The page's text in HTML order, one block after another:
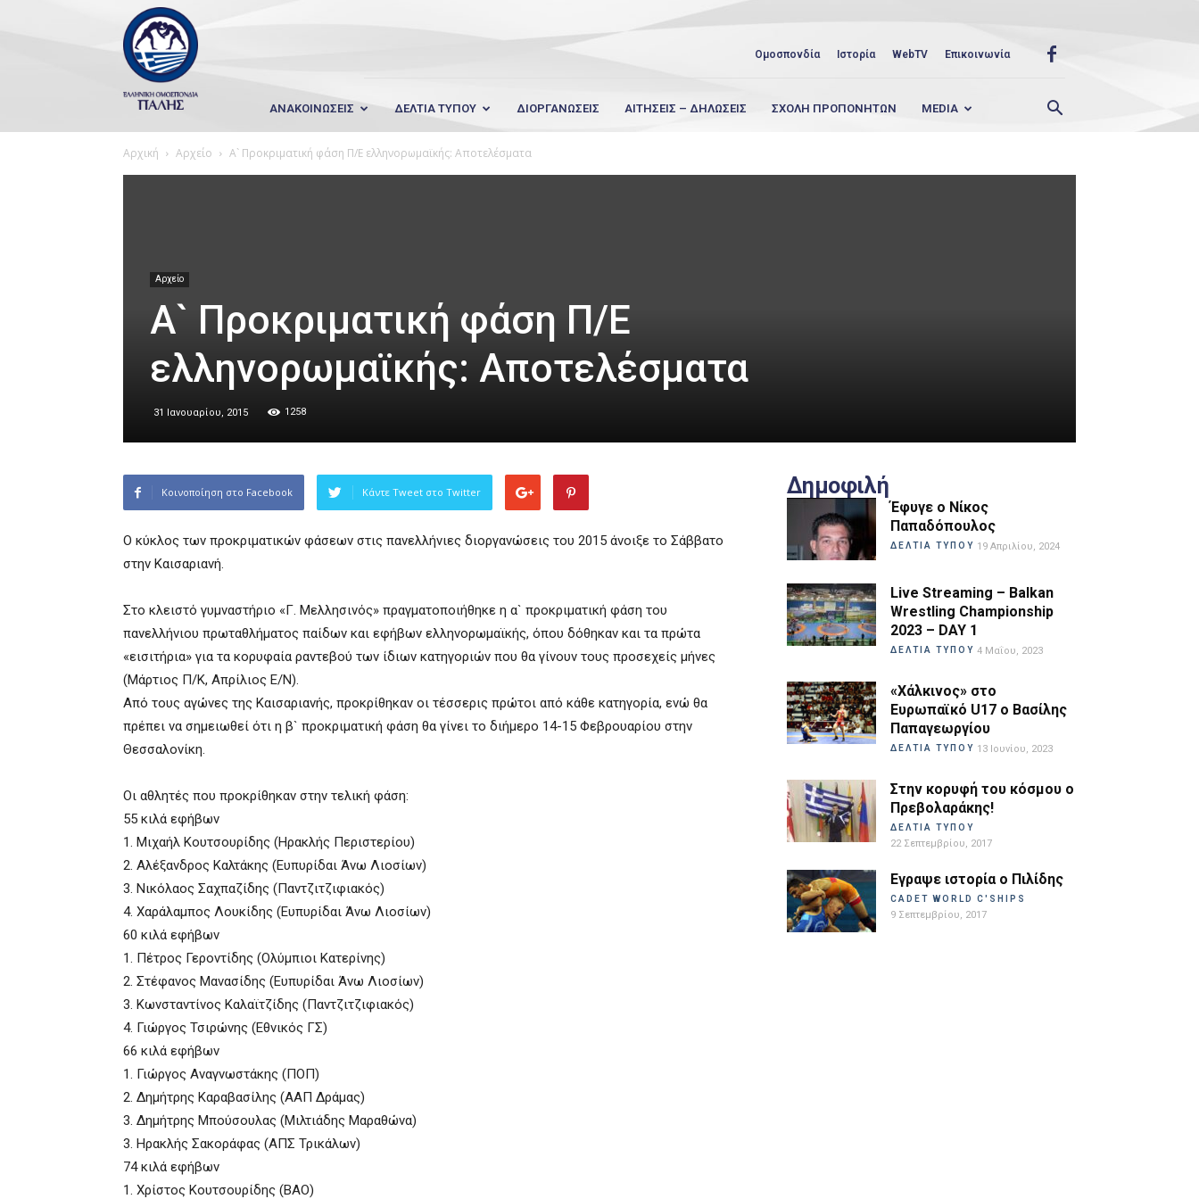
Wrestling
Hellas
Ομοσπονδία Ιστορία WebTV Επικοινωνία
ΑΝΑΚΟΙΝΩΣΕΙΣ ΔΕΛΤΙΑ ΤΥΠΟΥ ΔΙΟΡΓΑΝΩΣΕΙΣ ΑΙΤΗΣΕΙΣ – ΔΗΛΩΣΕΙΣ ΣΧΟΛΗ ΠΡΟΠΟΝΗΤΩΝ MEDIA
Αρχική Αρχείο Α` Προκριματική φάση Π/Ε ελληνορωμαϊκής: Αποτελέσματα
Αρχείο
Α` Προκριματική φάση Π/Ε
ελληνορωμαϊκής: Αποτελέσματα
31 Ιανουαρίου, 2015 1258
Κοινοποίηση στο Facebook Κάντε Tweet στο Twitter
Ο κύκλος των προκριματικών φάσεων στις πανελλήνιες διοργανώσεις του 2015 άνοιξε το Σάββατο
στην Καισαριανή.
Στο κλειστό γυμναστήριο «Γ. Μελλησινός» πραγματοποιήθηκε η α` προκριματική φάση του
πανελλήνιου πρωταθλήματος παίδων και εφήβων ελληνορωμαϊκής, όπου δόθηκαν και τα πρώτα
«εισιτήρια» για τα κορυφαία ραντεβού των ίδιων κατηγοριών που θα γίνουν τους προσεχείς μήνες
(Μάρτιος Π/Κ, Απρίλιος Ε/Ν).
Από τους αγώνες της Καισαριανής, προκρίθηκαν οι τέσσερις πρώτοι από κάθε κατηγορία, ενώ θα
πρέπει να σημειωθεί ότι η β` προκριματική φάση θα γίνει το διήμερο 14-15 Φεβρουαρίου στην
Θεσσαλονίκη.
Οι αθλητές που προκρίθηκαν στην τελική φάση:
55 κιλά εφήβων
1. Μιχαήλ Κουτσουρίδης (Ηρακλής Περιστερίου)
2. Αλέξανδρος Καλτάκης (Ευπυρίδαι Άνω Λιοσίων)
3. Νικόλαος Σαχπαζίδης (Παντζιτζιφιακός)
4. Χαράλαμπος Λουκίδης (Ευπυρίδαι Άνω Λιοσίων)
60 κιλά εφήβων
1. Πέτρος Γεροντίδης (Ολύμπιοι Κατερίνης)
2. Στέφανος Μανασίδης (Ευπυρίδαι Άνω Λιοσίων)
3. Κωνσταντίνος Καλαϊτζίδης (Παντζιτζιφιακός)
4. Γιώργος Τσιρώνης (Εθνικός ΓΣ)
66 κιλά εφήβων
1. Γιώργος Αναγνωστάκης (ΠΟΠ)
2. Δημήτρης Καραβασίλης (ΑΑΠ Δράμας)
3. Δημήτρης Μπούσουλας (Μιλτιάδης Μαραθώνα)
3. Ηρακλής Σακοράφας (ΑΠΣ Τρικάλων)
74 κιλά εφήβων
1. Χρίστος Κουτσουρίδης (ΒΑΟ)
Δημοφιλή
Έφυγε ο Νίκος
Παπαδόπουλος
ΔΕΛΤΙΑ ΤΥΠΟΥ 19 Απριλίου, 2024
Live Streaming – Balkan
Wrestling Championship
2023 – DAY 1
ΔΕΛΤΙΑ ΤΥΠΟΥ 4 Μαΐου, 2023
«Χάλκινος» στο
Ευρωπαϊκό U17 ο Βασίλης
Παπαγεωργίου
ΔΕΛΤΙΑ ΤΥΠΟΥ 13 Ιουνίου, 2023
Στην κορυφή του κόσμου ο
Πρεβολαράκης!
ΔΕΛΤΙΑ ΤΥΠΟΥ
22 Σεπτεμβρίου, 2017
Εγραψε ιστορία ο Πιλίδης
CADET WORLD C'SHIPS
9 Σεπτεμβρίου, 2017